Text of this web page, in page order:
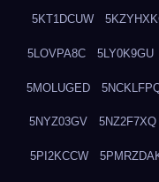
5KT1DCUW
5LOVPA8C 5LY0K9GU
5MOLUGED
5NYZ03GV 5NZ2F7XQ
5PI2KCCW